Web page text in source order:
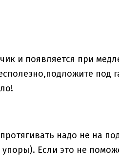
и появляется при
под
надо не на
Если это не